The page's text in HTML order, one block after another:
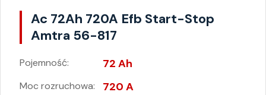
Ac 72Ah 720A Efb Start-Stop
Amtra 56-817
Pojemność: 72 Ah
Moc rozruchowa: 720 A